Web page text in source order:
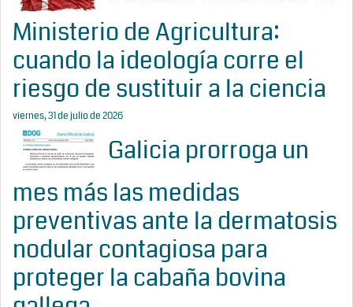
Ministerio de Agricultura:
cuando la ideología corre el
riesgo de sustituir a la ciencia
viernes, 31 de julio de 2026
Galicia prorroga un
mes más las medidas
preventivas ante la dermatosis
nodular contagiosa para
proteger la cabaña bovina